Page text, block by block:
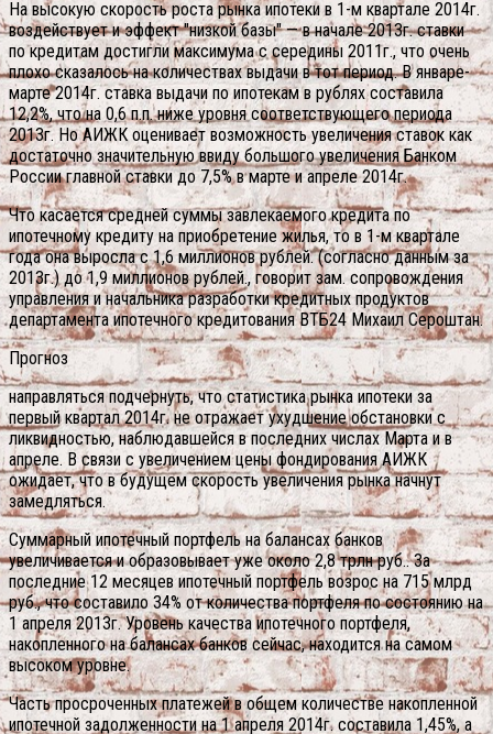
На высокую скорость роста рынка ипотеки в 1-м квартале 2014г.
воздействует и эффект "низкой базы" — в начале 2013г. ставки
по кредитам достигли максимума с середины 2011г., что очень
плохо сказалось на количествах выдачи в тот период. В январе-
марте 2014г. ставка выдачи по ипотекам в рублях составила
12,2%, что на 0,6 п.п. ниже уровня соответствующего периода
2013г. Но АИЖК оценивает возможность увеличения ставок как
достаточно значительную ввиду большого увеличения Банком
России главной ставки до 7,5% в марте и апреле 2014г.
Что касается средней суммы завлекаемого кредита по
ипотечному кредиту на приобретение жилья, то в 1-м квартале
года она выросла с 1,6 миллионов рублей. (согласно данным за
2013г.) до 1,9 миллионов рублей., говорит зам. сопровождения
управления и начальника разработки кредитных продуктов
департамента ипотечного кредитования ВТБ24 Михаил Сероштан.
Прогноз
направляться подчернуть, что статистика рынка ипотеки за
первый квартал 2014г. не отражает ухудшение обстановки с
ликвидностью, наблюдавшейся в последних числах Марта и в
апреле. В связи с увеличением цены фондирования АИЖК
ожидает, что в будущем скорость увеличения рынка начнут
замедляться.
Суммарный ипотечный портфель на балансах банков
увеличивается и образовывает уже около 2,8 трлн руб.. За
последние 12 месяцев ипотечный портфель возрос на 715 млрд
руб., что составило 34% от количества портфеля по состоянию на
1 апреля 2013г. Уровень качества ипотечного портфеля,
накопленного на балансах банков сейчас, находится на самом
высоком уровне.
Часть просроченных платежей в общем количестве накопленной
ипотечной задолженности на 1 апреля 2014г. составила 1,45%, а